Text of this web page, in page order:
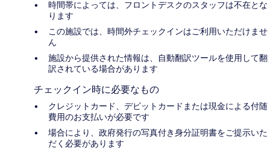
時間帯によっては、フロントデスクのスタッフは不在とな
ります
この施設では、時間外チェックインはご利用いただけませ
ん
施設から提供された情報は、自動翻訳ツールを使用して翻
訳されている場合があります
チェックイン時に必要なもの
クレジットカード、デビットカードまたは現金による付随
費用のお支払いが必要です
場合により、政府発行の写真付き身分証明書をご提示いた
だく必要があります